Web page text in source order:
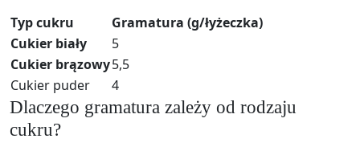
Typ cukru
Gramatura (g/łyżeczka)
Cukier biały
5
Cukier brązowy5,5
Cukier puder
4
Dlaczego gramatura zależy od rodzaju
cukru?